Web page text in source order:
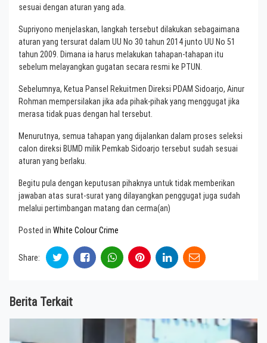
sesuai dengan aturan yang ada.
Supriyono menjelaskan, langkah tersebut dilakukan sebagaimana
aturan yang tersurat dalam UU No 30 tahun 2014 junto UU No 51
tahun 2009. Dimana ia harus melakukan tahapan-tahapan itu
sebelum melayangkan gugatan secara resmi ke PTUN.
Sebelumnya, Ketua Pansel Rekuitmen Direksi PDAM Sidoarjo, Ainur
Rohman mempersilakan jika ada pihak-pihak yang menggugat jika
merasa tidak puas dengan hal tersebut.
Menurutnya, semua tahapan yang dijalankan dalam proses seleksi
calon direksi BUMD milik Pemkab Sidoarjo tersebut sudah sesuai
aturan yang berlaku.
Begitu pula dengan keputusan pihaknya untuk tidak memberikan
jawaban atas surat-surat yang dilayangkan penggugat juga sudah
melalui pertimbangan matang dan cerma(an)
Posted in White Colour Crime
Share:
Berita Terkait